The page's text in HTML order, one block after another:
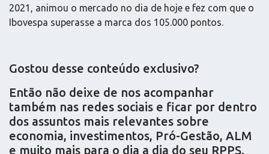
2021, animou o mercado no dia de hoje e fez com que o
Ibovespa superasse a marca dos 105.000 pontos.
Gostou desse conteúdo exclusivo?
Então não deixe de nos acompanhar
também nas redes sociais e ficar por dentro
dos assuntos mais relevantes sobre
economia, investimentos, Pró-Gestão, ALM
e muito mais para o dia a dia do seu RPPS.